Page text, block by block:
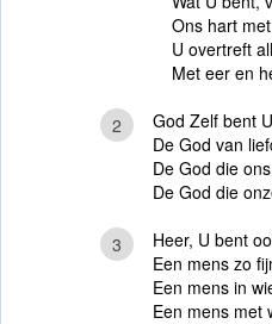
Ons hart
U overtreft
Met eer en
2
God Zelf bent
De God van
De God die
De God die
3
Heer, U bent
Een mens zo
Een mens in
Een mens met